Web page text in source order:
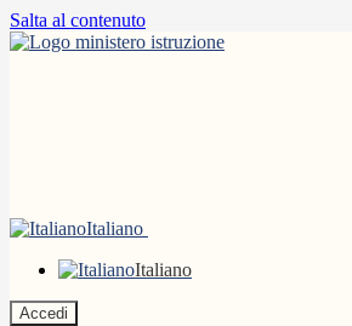
Salta al contenuto
Italiano
Italiano
Accedi